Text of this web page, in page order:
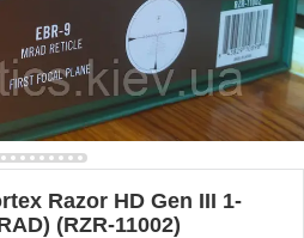
Razor HD Gen III 1-
(RZR-11002)